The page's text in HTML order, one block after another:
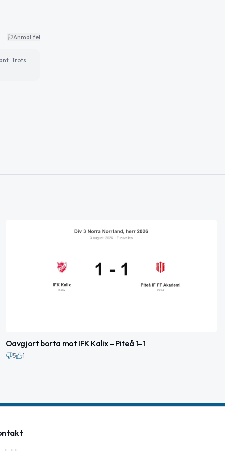
Anmäl fel
Trots
Oavgjort borta mot IFK Kalix – Piteå 1–1
5 1